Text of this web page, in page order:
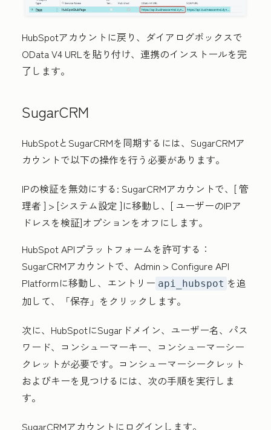
HubSpotアカウントに戻り、ダイアログボックスで
OData V4 URLを貼り付け、連携のインストールを完
了します。
SugarCRM
HubSpotとSugarCRMを同期するには、SugarCRMア
カウントで以下の操作を行う必要があります。
IPの検証を無効にする: SugarCRMアカウントで、[管
理者] > [システム設定 ]に移動し、[ ユーザーのIPア
ドレスを検証]オプションをオフにします。
HubSpot APIプラットフォームを許可する：
SugarCRMアカウントで、 Admin > Configure API
Platformに移動し、エントリー api_hubspot を追
加して、
「保存」 をクリックします。
次に、HubSpotにSugarドメイン、ユーザー名、パス
ワード、コンシューマーキー、コンシューマーシー
クレットが必要です。コンシューマーシークレット
およびキーを見つけるには、次の手順を実行しま
す。
SugarCRMアカウントにログインします。